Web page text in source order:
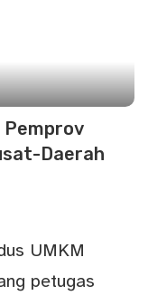
Pemprov
Daerah